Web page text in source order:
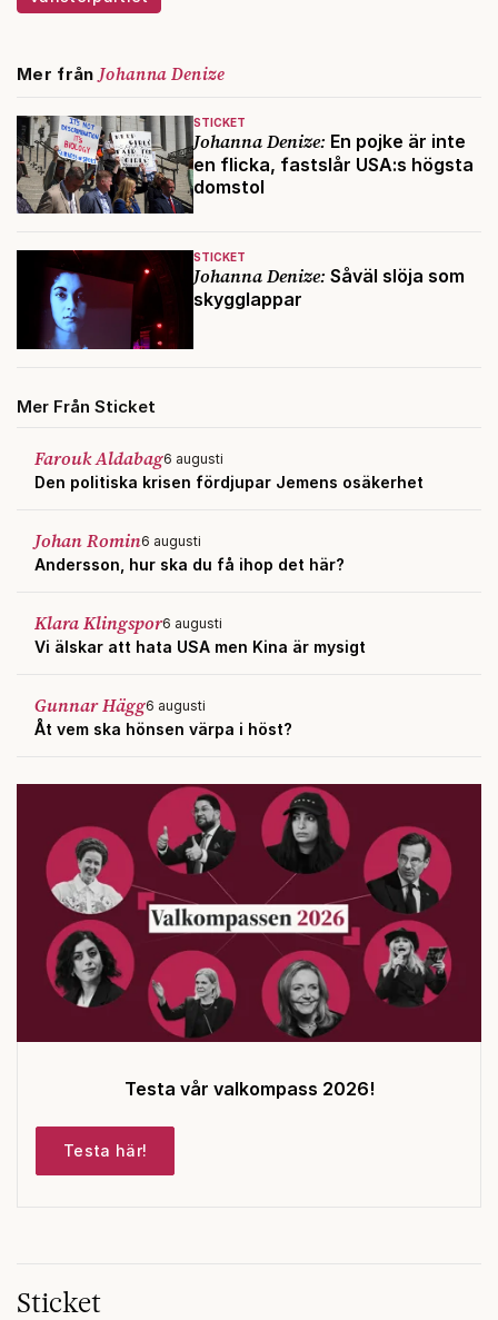
Mer från Johanna Denize
STICKET
Johanna Denize: En pojke är inte
en flicka, fastslår USA:s högsta
domstol
STICKET
Johanna Denize: Såväl slöja som
skygglappar
Mer Från Sticket
Farouk Aldabag6 augusti
Den politiska krisen fördjupar Jemens osäkerhet
Johan Romin6 augusti
Andersson, hur ska du få ihop det här?
Klara Klingspor6 augusti
Vi älskar att hata USA men Kina är mysigt
Gunnar Hägg6 augusti
Åt vem ska hönsen värpa i höst?
Testa vår valkompass 2026!
Testa här!
Sticket